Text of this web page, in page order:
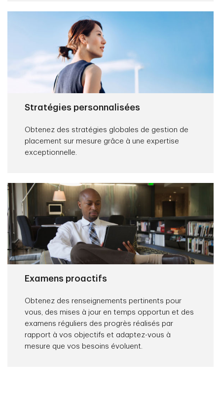
Stratégies personnalisées
Obtenez des stratégies globales de gestion de
placement sur mesure grâce à une expertise
exceptionnelle.
Examens proactifs
Obtenez des renseignements pertinents pour
vous, des mises à jour en temps opportun et des
examens réguliers des progrès réalisés par
rapport à vos objectifs et adaptez-vous à
mesure que vos besoins évoluent.